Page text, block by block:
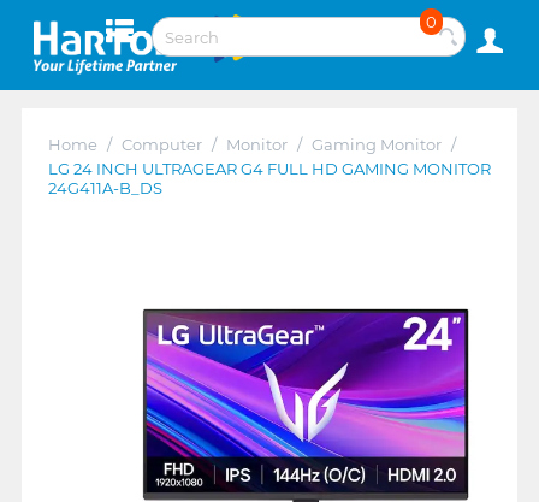
0
Home / Computer / Monitor / Gaming Monitor /
LG 24 INCH ULTRAGEAR G4 FULL HD GAMING MONITOR
24G411A-B_DS